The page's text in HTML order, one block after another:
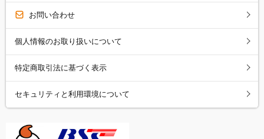
お問い合わせ
個人情報のお取り扱いについて
特定商取引法に基づく表示
セキュリティと利用環境について